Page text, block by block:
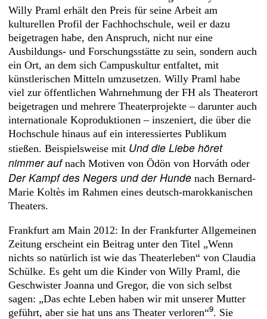
Willy Praml erhält den Preis für seine Arbeit am
kulturellen Profil der Fachhochschule, weil er dazu
beigetragen habe, den Anspruch, nicht nur eine
Ausbildungs- und Forschungsstätte zu sein, sondern auch
ein Ort, an dem sich Campuskultur entfaltet, mit
künstlerischen Mitteln umzusetzen. Willy Praml habe
viel zur öffentlichen Wahrnehmung der FH als Theaterort
beigetragen und mehrere Theaterprojekte – darunter auch
internationale Koproduktionen – inszeniert, die über die
Hochschule hinaus auf ein interessiertes Publikum
stießen. Beispielsweise mit Und die Liebe höret
nimmer aufnach Motiven von Ödön von Horváth oder
Der Kampf des Negers und der Hundenach Bernard-
Marie Koltès im Rahmen eines deutsch-marokkanischen
Theaters.
Frankfurt am Main 2012: In der Frankfurter Allgemeinen
Zeitung erscheint ein Beitrag unter den Titel „Wenn
nichts so natürlich ist wie das Theater­leben“ von Claudia
Schülke. Es geht um die Kinder von Willy Praml, die
Geschwister Joanna und Gregor, die von sich selbst
sagen: „Das echte Leben haben wir mit unserer Mutter
geführt, aber sie hat uns ans Theater verloren“9. Sie